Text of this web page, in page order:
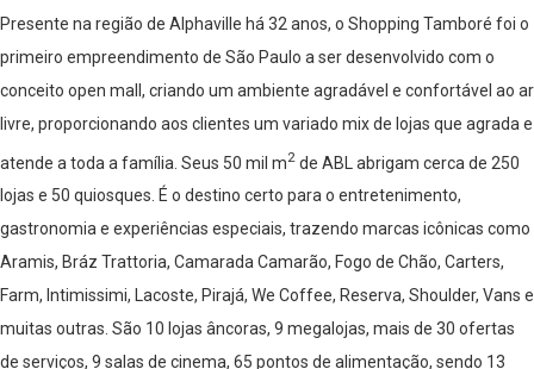
Presente na região de Alphaville há 32 anos, o Shopping Tamboré foi o
primeiro empreendimento de São Paulo a ser desenvolvido com o
conceito open mall, criando um ambiente agradável e confortável ao ar
livre, proporcionando aos clientes um variado mix de lojas que agrada e
atende a toda a família. Seus 50 mil m2 de ABL abrigam cerca de 250
lojas e 50 quiosques. É o destino certo para o entretenimento,
gastronomia e experiências especiais, trazendo marcas icônicas como
Aramis, Bráz Trattoria, Camarada Camarão, Fogo de Chão, Carters,
Farm, Intimissimi, Lacoste, Pirajá, We Coffee, Reserva, Shoulder, Vans e
muitas outras. São 10 lojas âncoras, 9 megalojas, mais de 30 ofertas
de serviços, 9 salas de cinema, 65 pontos de alimentação, sendo 13